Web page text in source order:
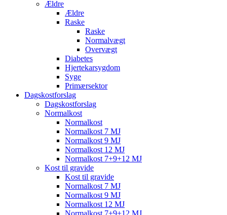
Ældre
Ældre
Raske
Raske
Normalvægt
Overvægt
Diabetes
Hjertekarsygdom
Syge
Primærsektor
Dagskostforslag
Dagskostforslag
Normalkost
Normalkost
Normalkost 7 MJ
Normalkost 9 MJ
Normalkost 12 MJ
Normalkost 7+9+12 MJ
Kost til gravide
Kost til gravide
Normalkost 7 MJ
Normalkost 9 MJ
Normalkost 12 MJ
Normalkost 7+9+12 MJ